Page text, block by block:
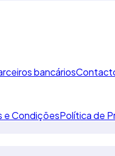
bancários
e CondiçõesPolítica de